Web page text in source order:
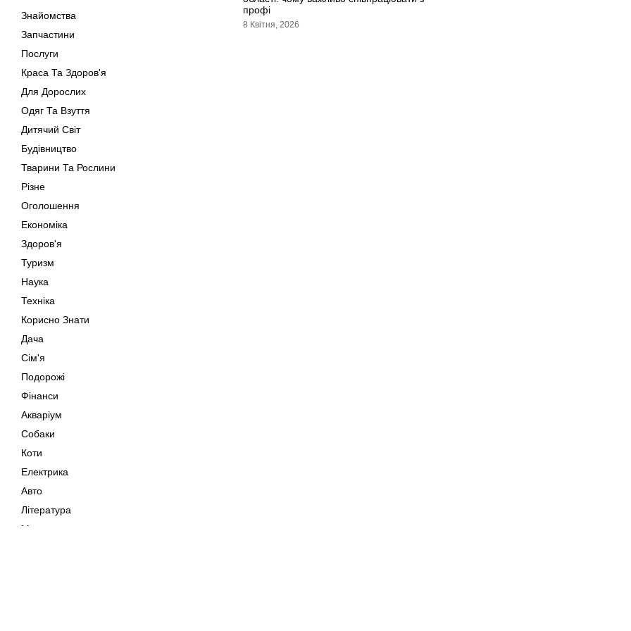
Знайомства
Запчастини
Послуги
Краса Та Здоров'я
Для Дорослих
Одяг Та Взуття
Дитячий Світ
Будівництво
Тварини Та Рослини
Різне
Оголошення
Економіка
Здоров'я
Туризм
Наука
Техніка
Корисно Знати
Дача
Сім'я
Подорожі
Фінанси
Акваріум
Собаки
Коти
Електрика
Авто
Література
Музика
профі
8 Квітня, 2026